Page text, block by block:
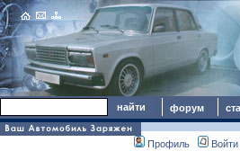
форум
Профиль